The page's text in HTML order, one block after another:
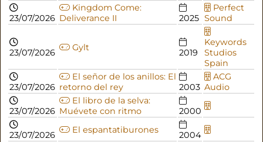
23/07/2026
Kingdom Come:
Deliverance II
2025
Perfect
Sound
23/07/2026 Gylt 2019
Keywords
Studios
Spain
23/07/2026
El señor de los anillos: El
retorno del rey
2003
ACG
Audio
23/07/2026
El libro de la selva:
Muévete con ritmo
2000
23/07/2026 El espantatiburones 2004